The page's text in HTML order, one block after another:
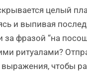
целый
и выпивая
фразой “на
ритуалами?
чтобы